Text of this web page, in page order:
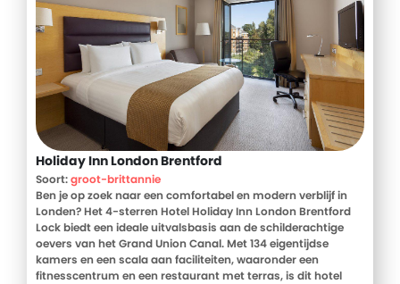
Holiday Inn London Brentford
Soort:groot-brittannie
Ben je op zoek naar een comfortabel en modern verblijf in
Londen? Het 4-sterren Hotel Holiday Inn London Brentford
Lock biedt een ideale uitvalsbasis aan de schilderachtige
oevers van het Grand Union Canal. Met 134 eigentijdse
kamers en een scala aan faciliteiten, waaronder een
fitnesscentrum en een restaurant met terras, is dit hotel